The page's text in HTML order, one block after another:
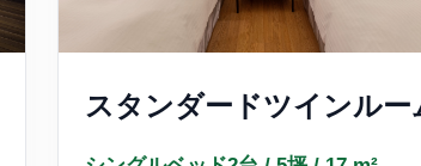
スタンダードツインルー